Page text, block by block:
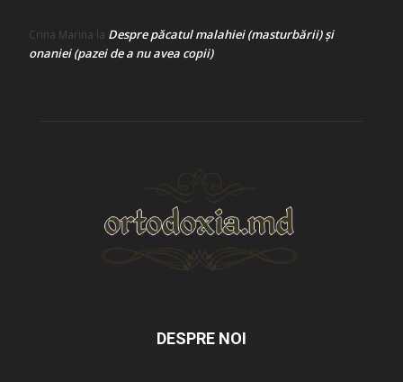
Crina Marina la Despre păcatul malahiei (masturbării) şi
onaniei (pazei de a nu avea copii)
DESPRE NOI